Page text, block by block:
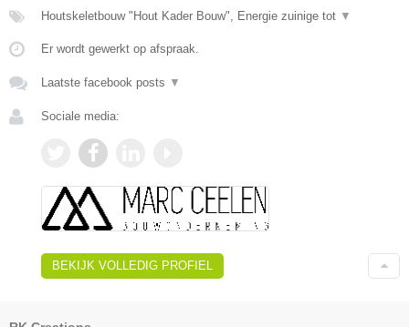
Houtskeletbouw "Hout Kader Bouw", Energie zuinige tot ▼
Er wordt gewerkt op afspraak.
Laatste facebook posts ▼
Sociale media:
BEKIJK VOLLEDIG PROFIEL